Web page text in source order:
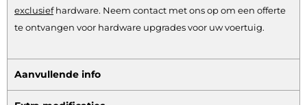
exclusiefhardware. Neem contact met ons op om een offerte
te ontvangen voor hardware upgrades voor uw voertuig.
Aanvullende info